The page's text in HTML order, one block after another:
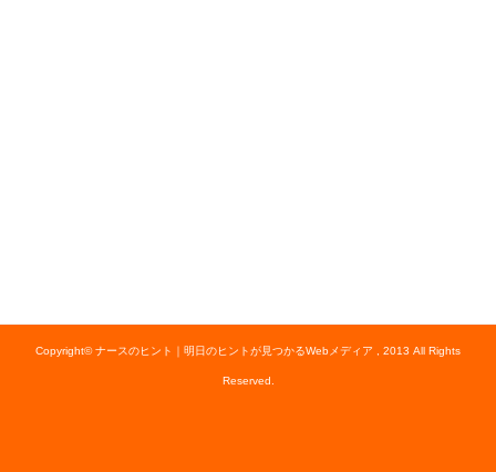
Copyright© ナースのヒント｜明日のヒントが見つかるWebメディア , 2013 All Rights
Reserved.